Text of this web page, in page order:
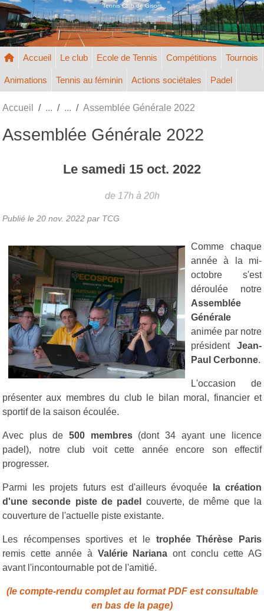
Tennis Club de Gisors
Accueil Le club Ecole de Tennis Compétitions Tournois
Animations Tennis au féminin Actions sociétales Padel
Accueil Assemblée Générale 2022
Assemblée Générale 2022
Le samedi 15 oct. 2022
de 17h à 20h
Publié le 20 nov. 2022 par TCG
Comme chaque
année à la mi-
octobre s'est
déroulée notre
Assemblée
Générale
animée par notre
président Jean-
Paul Cerbonne.
L'occasion de
présenter aux membres du club le bilan moral, financier et
sportif de la saison écoulée.
Avec plus de 500 membres(dont 34 ayant une licence
padel), notre club voit cette année encore son effectif
progresser.
Parmi les projets futurs est d'ailleurs évoquée
la création
d'une seconde piste de padel
couverte, de même que la
couverture de l'actuelle piste existante.
Les récompenses sportives et le trophée Thérèse Paris
remis cette année à Valérie Nariana ont conclu cette AG
avant l'incontournable pot de l'amitié.
(le compte-rendu complet au format PDF est consultable
en bas de la page)
Panneau de gestion des cookies